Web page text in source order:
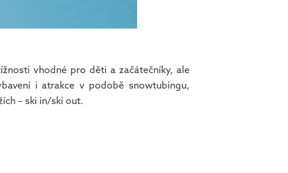
vhodné pro děti a začátečníky, ale
i atrakce v podobě snowtubingu,
– ski in/ski out.